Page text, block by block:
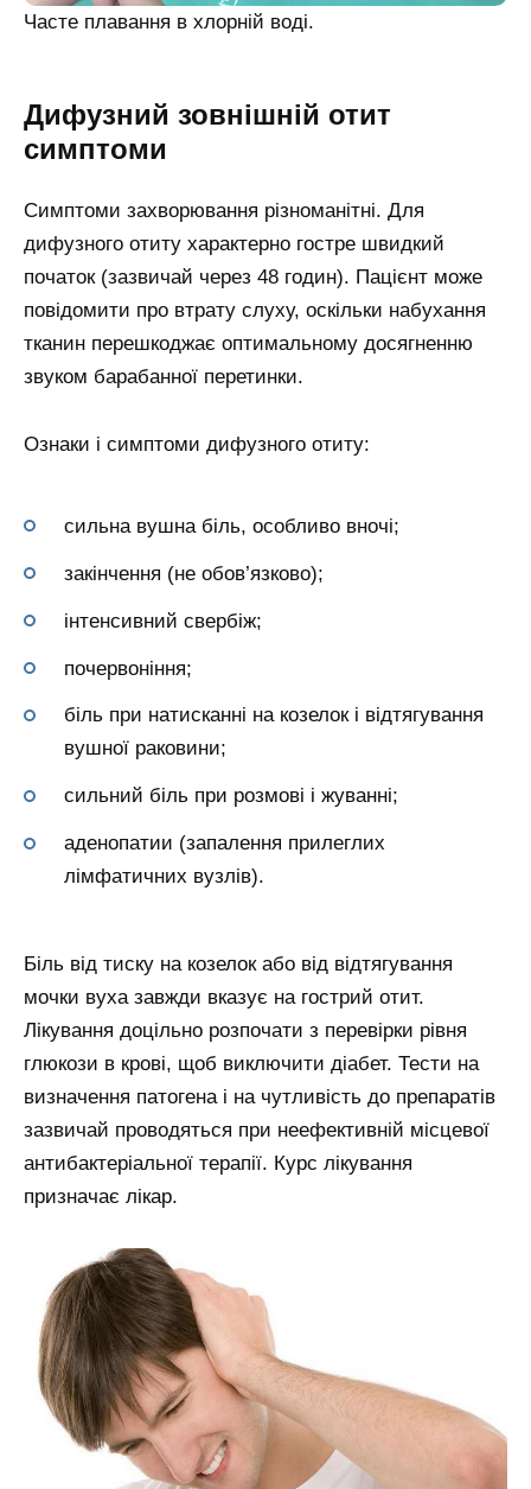
Часте плавання в хлорній воді.
Дифузний зовнішній отит
симптоми
Симптоми захворювання різноманітні. Для
дифузного отиту характерно гостре швидкий
початок (зазвичай через 48 годин). Пацієнт може
повідомити про втрату слуху, оскільки набухання
тканин перешкоджає оптимальному досягненню
звуком барабанної перетинки.
Ознаки і симптоми дифузного отиту:
сильна вушна біль, особливо вночі;
закінчення (не обов’язково);
інтенсивний свербіж;
почервоніння;
біль при натисканні на козелок і відтягування
вушної раковини;
сильний біль при розмові і жуванні;
аденопатии (запалення прилеглих
лімфатичних вузлів).
Біль від тиску на козелок або від відтягування
мочки вуха завжди вказує на гострий отит.
Лікування доцільно розпочати з перевірки рівня
глюкози в крові, щоб виключити діабет. Тести на
визначення патогена і на чутливість до препаратів
зазвичай проводяться при неефективній місцевої
антибактеріальної терапії. Курс лікування
призначає лікар.